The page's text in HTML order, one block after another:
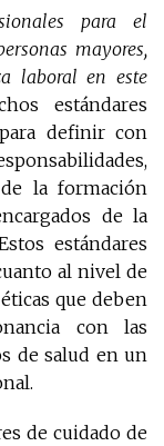
para el
mayores,
laboral en este
estándares
definir con
la formación
de la
estándares
al nivel de
que deben
con las
de salud en un
de cuidado de